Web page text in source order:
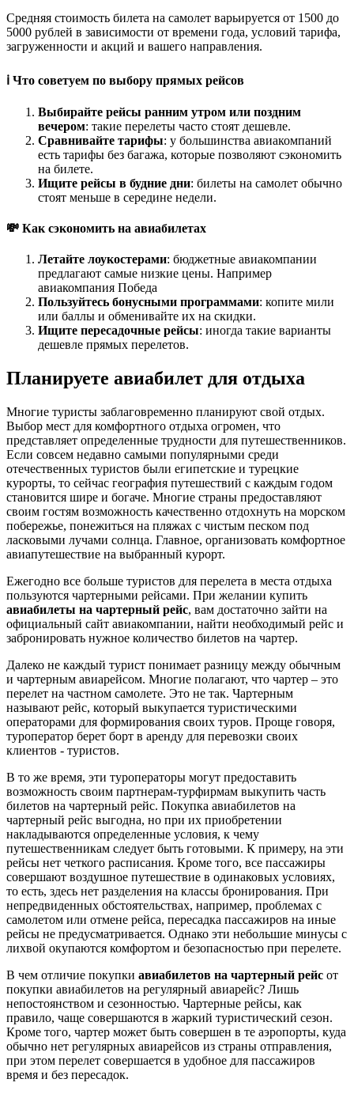
Средняя стоимость билета на самолет варьируется от 1500 до
5000 рублей в зависимости от времени года, условий тарифа,
загруженности и акций и вашего направления.
ℹ️ Что советуем по выбору прямых рейсов
Выбирайте рейсы ранним утром или поздним
вечером: такие перелеты часто стоят дешевле.
Сравнивайте тарифы: у большинства авиакомпаний
есть тарифы без багажа, которые позволяют сэкономить
на билете.
Ищите рейсы в будние дни: билеты на самолет обычно
стоят меньше в середине недели.
💸 Как сэкономить на авиабилетах
Летайте лоукостерами: бюджетные авиакомпании
предлагают самые низкие цены. Например
авиакомпания Победа
Пользуйтесь бонусными программами: копите мили
или баллы и обменивайте их на скидки.
Ищите пересадочные рейсы: иногда такие варианты
дешевле прямых перелетов.
Планируете авиабилет для отдыха
Многие туристы заблаговременно планируют свой отдых.
Выбор мест для комфортного отдыха огромен, что
представляет определенные трудности для путешественников.
Если совсем недавно самыми популярными среди
отечественных туристов были египетские и турецкие
курорты, то сейчас география путешествий с каждым годом
становится шире и богаче. Многие страны предоставляют
своим гостям возможность качественно отдохнуть на морском
побережье, понежиться на пляжах с чистым песком под
ласковыми лучами солнца. Главное, организовать комфортное
авиапутешествие на выбранный курорт.
Ежегодно все больше туристов для перелета в места отдыха
пользуются чартерными рейсами. При желании купить
авиабилеты на чартерный рейс, вам достаточно зайти на
официальный сайт авиакомпании, найти необходимый рейс и
забронировать нужное количество билетов на чартер.
Далеко не каждый турист понимает разницу между обычным
и чартерным авиарейсом. Многие полагают, что чартер – это
перелет на частном самолете. Это не так. Чартерным
называют рейс, который выкупается туристическими
операторами для формирования своих туров. Проще говоря,
туроператор берет борт в аренду для перевозки своих
клиентов - туристов.
В то же время, эти туроператоры могут предоставить
возможность своим партнерам-турфирмам выкупить часть
билетов на чартерный рейс. Покупка авиабилетов на
чартерный рейс выгодна, но при их приобретении
накладываются определенные условия, к чему
путешественникам следует быть готовыми. К примеру, на эти
рейсы нет четкого расписания. Кроме того, все пассажиры
совершают воздушное путешествие в одинаковых условиях,
то есть, здесь нет разделения на классы бронирования. При
непредвиденных обстоятельствах, например, проблемах с
самолетом или отмене рейса, пересадка пассажиров на иные
рейсы не предусматривается. Однако эти небольшие минусы с
лихвой окупаются комфортом и безопасностью при перелете.
В чем отличие покупки авиабилетов на чартерный рейс от
покупки авиабилетов на регулярный авиарейс? Лишь
непостоянством и сезонностью. Чартерные рейсы, как
правило, чаще совершаются в жаркий туристический сезон.
Кроме того, чартер может быть совершен в те аэропорты, куда
обычно нет регулярных авиарейсов из страны отправления,
при этом перелет совершается в удобное для пассажиров
время и без пересадок.